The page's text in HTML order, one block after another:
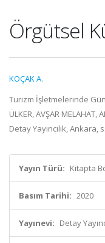
Örgütsel
KOÇAK A.
Turizm İşletmelerinde
ÜLKER, AVŞAR MELAHAT,
Detay Yayıncılık, Ankara,
Yayın Türü: Kitapta
Basım Tarihi: 2020
Yayınevi: Detay